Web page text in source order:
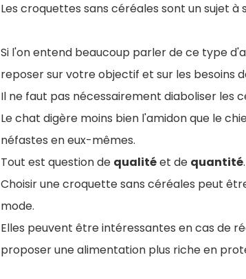
Les croquettes sans céréales sont un sujet à
Si l'on entend beaucoup parler de ce type
reposer sur votre objectif et sur les besoins
Il ne faut pas nécessairement diaboliser les
Le chat digère moins bien l'amidon que le
néfastes en eux-mêmes.
Tout est question de qualitéet de quantité.
Choisir une croquette sans céréales peut
mode.
Elles peuvent être intéressantes en cas de
proposer une alimentation plus riche en